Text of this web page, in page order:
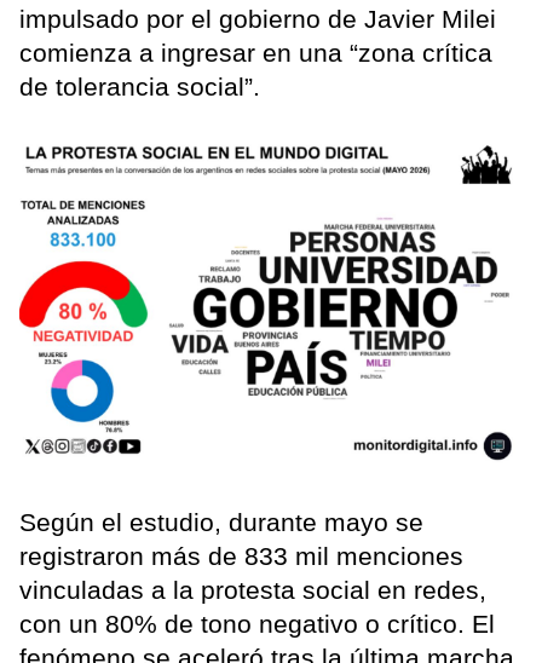
impulsado por el gobierno de Javier Milei
comienza a ingresar en una “zona crítica
de tolerancia social”.
Según el estudio, durante mayo se
registraron más de 833 mil menciones
vinculadas a la protesta social en redes,
con un 80% de tono negativo o crítico. El
fenómeno se aceleró tras la última marcha